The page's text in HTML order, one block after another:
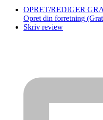
OPRET/REDIGER
Opret din forretning
Skriv review